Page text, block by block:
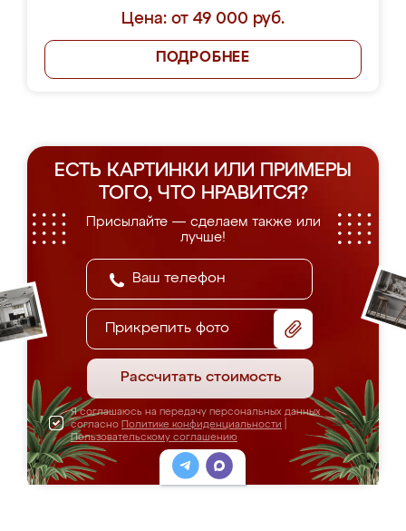
Цена: от 49 000 руб.
ПОДРОБНЕЕ
ЕСТЬ КАРТИНКИ ИЛИ ПРИМЕРЫ
ТОГО, ЧТО НРАВИТСЯ?
Присылайте — сделаем также или
лучше!
Прикрепить фото
Рассчитать стоимость
Я соглашаюсь на передачу персональных данных
согласно Политике конфиденциальности
Пользовательскому соглашению